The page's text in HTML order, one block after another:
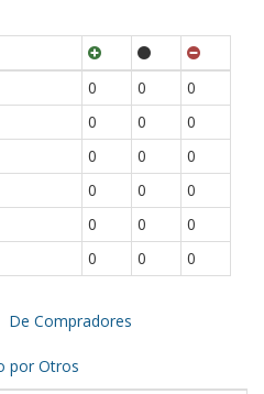
0 0
0
0 0
0
0 0
0
0 0
0
0 0
0
0 0 0
De Compradores
por Otros